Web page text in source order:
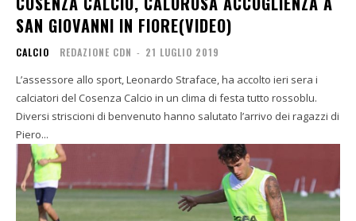
SAN GIOVANNI IN FIORE(VIDEO)
CALCIO REDAZIONE CDN - 21 LUGLIO 2019
L’assessore allo sport, Leonardo Straface, ha accolto ieri sera i
calciatori del Cosenza Calcio in un clima di festa tutto rossoblu.
Diversi striscioni di benvenuto hanno salutato l’arrivo dei ragazzi di
Piero...